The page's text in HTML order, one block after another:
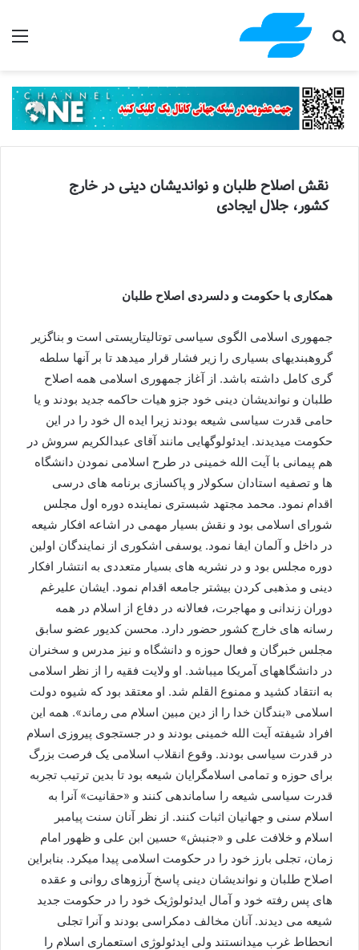
جستجو برای
نقش اصلاح طلبان و نواندیشان دینی در خارج
کشور، جلال ایجادی
همکاری با حکومت و دلسردی اصلاح طلبان
جمهوری اسلامی الگوی سیاسی توتالیتاریستی است و بناگزیر
گروهبندیهای بسیاری را زیر فشار قرار میدهد تا بر آنها سلطه
گری کامل داشته باشد. از آغاز جمهوری اسلامی همه اصلاح
طلبان و نواندیشان دینی خود جزو هیات حاکمه جدید بودند و یا
حامی قدرت سیاسی شیعه بودند زیرا ایده ال خود را در این
حکومت میدیدند. ایدئولوگهایی مانند آقای عبدالکریم سروش در
هم پیمانی با آیت الله خمینی در طرح اسلامی نمودن دانشگاه
ها و تصفیه استادان سکولار و پاکسازی برنامه های درسی
اقدام نمود. محمد مجتهد شبستری نماینده دوره اول مجلس
شورای اسلامی بود و نقش بسیار مهمی در اشاعه افکار شیعه
در داخل و آلمان ایفا نمود. یوسفی اشکوری از نمایندگان اولین
دوره مجلس بود و در نشریه های بسیار متعددی به انتشار افکار
دینی و مذهبی کردن بیشتر جامعه اقدام نمود. ایشان علیرغم
دوران زندانی و مهاجرت، فعالانه در دفاع از اسلام در همه
رسانه های خارج کشور حضور دارد. محسن کدیور عضو سابق
مجلس خبرگان و فعال حوزه و دانشگاه و نیز مدرس و سخنران
در دانشگاههای آمریکا میباشد. او ولایت فقیه را از نظر اسلامی
به انتقاد کشید و ممنوع القلم شد. او معتقد بود که شیوه دولت
اسلامی «بندگان خدا را از دین مبین اسلام می رماند». همه این
افراد شیفته آیت الله خمینی بودند و در جستجوی پیروزی اسلام
در قدرت سیاسی بودند. وقوع انقلاب اسلامی یک فرصت بزرگ
برای حوزه و تمامی اسلامگرایان شیعه بود تا بدین ترتیب تجربه
قدرت سیاسی شیعه را ساماندهی کنند و «حقانیت» آنرا به
اسلام سنی و جهانیان اثبات کنند. از نظر آنان سنت پیامبر
اسلام و خلافت علی و «جنبش» حسین ابن علی و ظهور امام
زمان، تجلی بارز خود را در حکومت اسلامی پیدا میکرد. بنابراین
اصلاح طلبان و نواندیشان دینی پاسخ آرزوهای روانی و عقده
های پس رفته خود و آمال ایدئولوژیک خود را در حکومت جدید
شیعه می دیدند. آنان مخالف دمکراسی بودند و آنرا تجلی
انحطاط غرب میدانستند ولی ایدئولوژی استعماری اسلام را